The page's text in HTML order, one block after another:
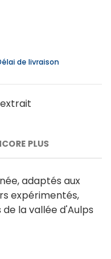
de livraison
PLUS
adaptés aux
expérimentés,
la vallée d'Aulps